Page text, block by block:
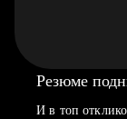
Резюме
И в топ